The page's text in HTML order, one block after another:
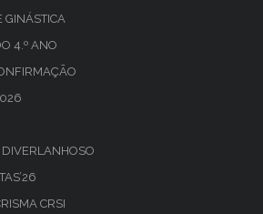
GINÁSTICA
4.º ANO
CRSI